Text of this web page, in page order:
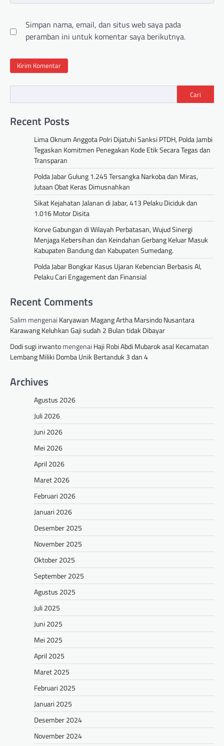
Simpan nama, email, dan situs web saya pada
peramban ini untuk komentar saya berikutnya.
Cari
Recent Posts
Lima Oknum Anggota Polri Dijatuhi Sanksi PTDH, Polda Jambi
Tegaskan Komitmen Penegakan Kode Etik Secara Tegas dan
Transparan
Polda Jabar Gulung 1.245 Tersangka Narkoba dan Miras,
Jutaan Obat Keras Dimusnahkan
Sikat Kejahatan Jalanan di Jabar, 413 Pelaku Diciduk dan
1.016 Motor Disita
Korve Gabungan di Wilayah Perbatasan, Wujud Sinergi
Menjaga Kebersihan dan Keindahan Gerbang Keluar Masuk
Kabupaten Bandung dan Kabupaten Sumedang.
Polda Jabar Bongkar Kasus Ujaran Kebencian Berbasis AI,
Pelaku Cari Engagement dan Finansial
Recent Comments
Salim mengenai Karyawan Magang Artha Marsindo Nusantara
Karawang Keluhkan Gaji sudah 2 Bulan tidak Dibayar
Dodi sugi irwantomengenai Haji Robi Abdi Mubarok asal Kecamatan
Lembang Miliki Domba Unik Bertanduk 3 dan 4
Archives
Agustus 2026
Juli 2026
Juni 2026
Mei 2026
April 2026
Maret 2026
Februari 2026
Januari 2026
Desember 2025
November 2025
Oktober 2025
September 2025
Agustus 2025
Juli 2025
Juni 2025
Mei 2025
April 2025
Maret 2025
Februari 2025
Januari 2025
Desember 2024
November 2024